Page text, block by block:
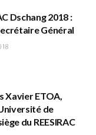
Dschang 2018 :
Général
Xavier ETOA,
de
du REESIRAC